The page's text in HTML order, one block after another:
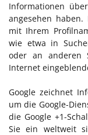
Informationen
angesehen
mit Ihrem
wie etwa in
oder an anderen
Internet
Google zeichnet
um die Google-
die Google +1-
Sie ein weltweit